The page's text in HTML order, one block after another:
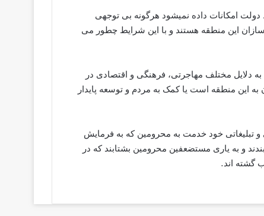
امکانات داده نمیشود هرگونه بی توجهی
این منطقه هستند و با این شرایط چطور می
دلایل مختلف مهاجرتی، فرهنگی و اقتصادی در
منطقه است یا کمک به مردم و توسعه پایدار
تبلیغاتی خود خدمت به محرومین که به فرمایش
و به یاری مستضعفین محرومین بشتابند که در
گشته اند.